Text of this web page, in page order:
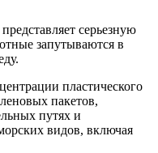
серьезную
запутываются в
пластического
пакетов,
путях и
видов, включая